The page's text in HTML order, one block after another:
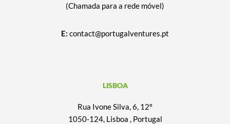
(Chamada para a rede móvel)
E: contact@portugalventures.pt
LISBOA
Rua Ivone Silva, 6, 12º
1050-124, Lisboa , Portugal